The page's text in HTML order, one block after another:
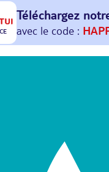
Téléchargez
Et profitez de 30€
avec le code :